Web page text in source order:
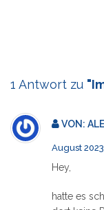
1 Antwort zu
VON:
August 2023
Hey,
hatte es